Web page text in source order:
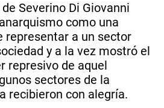
Severino Di Giovanni
como una
representar a un sector
y a la vez mostró el
represivo de aquel
sectores de la
recibieron con alegría.